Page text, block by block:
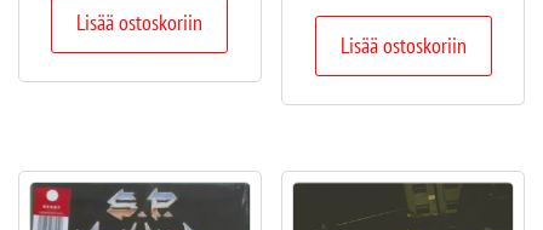
Lisää ostoskoriin
Lisää ostoskoriin